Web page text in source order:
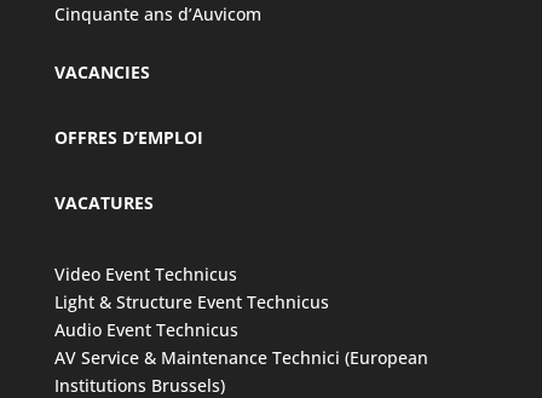
Cinquante ans d’Auvicom
VACANCIES
OFFRES D’EMPLOI
VACATURES
Video Event Technicus
Light & Structure Event Technicus
Audio Event Technicus
AV Service & Maintenance Technici (European
Institutions Brussels)